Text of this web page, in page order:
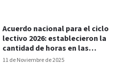
11 de Noviembre de 2025
Acuerdo nacional para el ciclo
lectivo 2026: establecieron la
cantidad de horas en las
escuelas